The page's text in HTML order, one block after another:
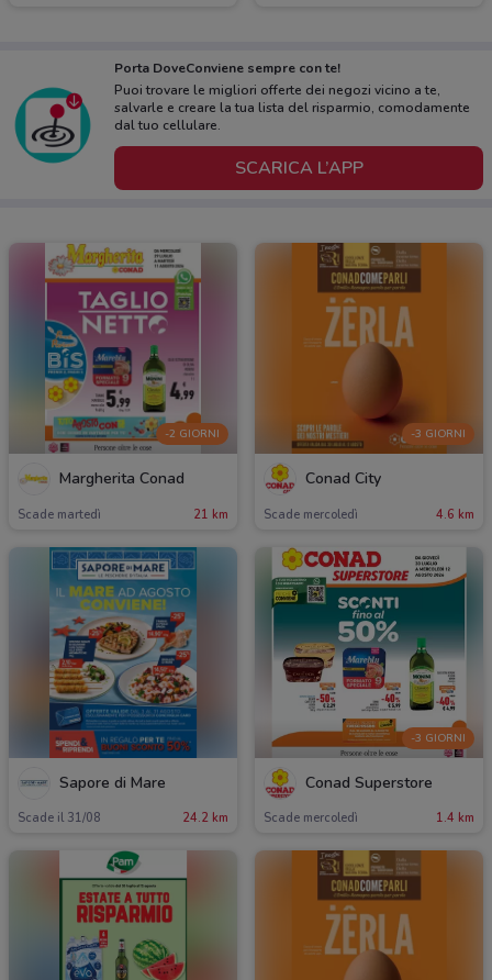
Porta DoveConviene sempre con te!
Puoi trovare le migliori offerte dei negozi vicino a te,
salvarle e creare la tua lista del risparmio, comodamente
dal tuo cellulare.
SCARICA L’APP
-2 GIORNI
Margherita Conad
Scade martedì 21 km
-3 GIORNI
Conad City
Scade mercoledì 4.6 km
Sapore di Mare
Scade il 31/08 24.2 km
-3 GIORNI
Conad Superstore
Scade mercoledì 1.4 km